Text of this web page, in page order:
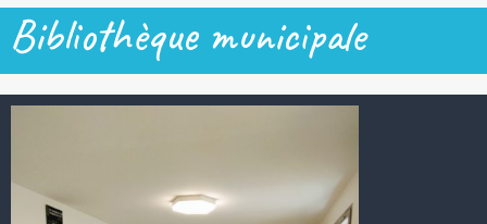
Bibliothèque municipale